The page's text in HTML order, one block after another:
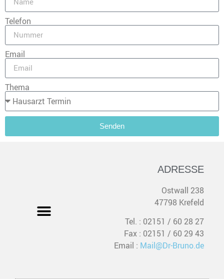
Telefon
Email
Thema
Senden
ADRESSE
Ostwall 238
47798 Krefeld
Tel. : 02151 / 60 28 27
Fax : 02151 / 60 29 43
Email : Mail@Dr-Bruno.de